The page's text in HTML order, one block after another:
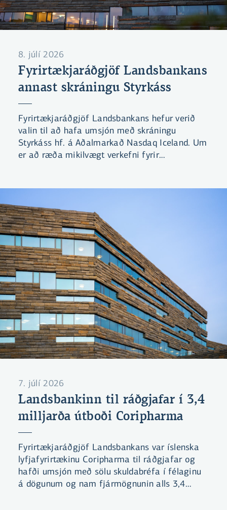
8. júlí 2026
Fyrirtækjaráðgjöf Landsbankans
annast skráningu Styrkáss
Fyrirtækjaráðgjöf Landsbankans hefur verið
valin til að hafa umsjón með skráningu
Styrkáss hf. á Aðalmarkað Nasdaq Iceland. Um
er að ræða mikilvægt verkefni fyrir
7. júlí 2026
Landsbankinn til ráðgjafar í 3,4
milljarða útboði Coripharma
Fyrirtækjaráðgjöf Landsbankans var íslenska
lyfjafyrirtækinu Coripharma til ráðgjafar og
hafði umsjón með sölu skuldabréfa í félaginu
á dögunum og nam fjármögnunin alls 3,4